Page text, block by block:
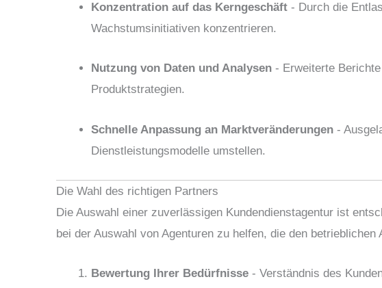
Konzentration auf das Kerngeschäft - Durch die
Wachstumsinitiativen konzentrieren.
Nutzung von Daten und Analysen - Erweiterte
Produktstrategien.
Schnelle Anpassung an Marktveränderungen -
Dienstleistungsmodelle umstellen.
Die Wahl des richtigen Partners
Die Auswahl einer zuverlässigen Kundendienstagentur ist
bei der Auswahl von Agenturen zu helfen, die den
Bewertung Ihrer Bedürfnisse - Verständnis des